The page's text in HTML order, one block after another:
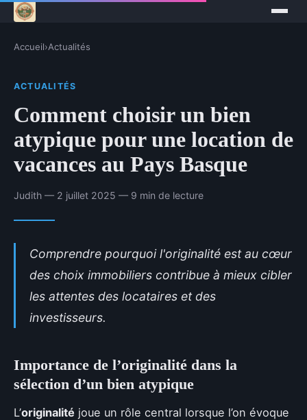
Accueil›Actualités
ACTUALITÉS
Comment choisir un bien
atypique pour une location de
vacances au Pays Basque
Judith — 2 juillet 2025 — 9 min de lecture
Comprendre pourquoi l'originalité est au cœur
des choix immobiliers contribue à mieux cibler
les attentes des locataires et des
investisseurs.
Importance de l’originalité dans la
sélection d’un bien atypique
L’originalité joue un rôle central lorsque l’on évoque